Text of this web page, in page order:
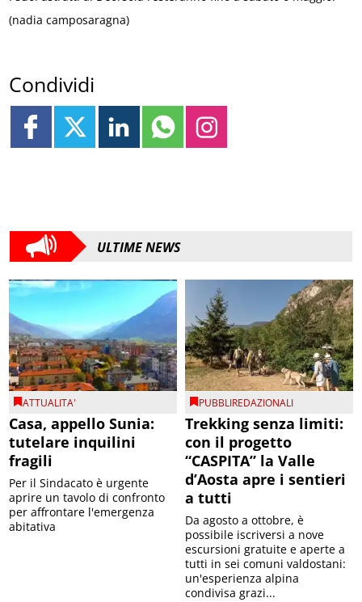
(nadia camposaragna)
Condividi
ULTIME NEWS
ATTUALITA'
Casa, appello Sunia:
tutelare inquilini
fragili
Per il Sindacato è urgente
aprire un tavolo di confronto
per affrontare l'emergenza
abitativa
PUBBLIREDAZIONALI
Trekking senza limiti:
con il progetto
“CASPITA” la Valle
d’Aosta apre i sentieri
a tutti
Da agosto a ottobre, è
possibile iscriversi a nove
escursioni gratuite e aperte a
tutti in sei comuni valdostani:
un'esperienza alpina
condivisa grazi...